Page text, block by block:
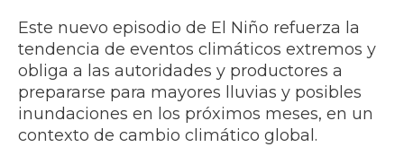
Este nuevo episodio de El Niño refuerza la
tendencia de eventos climáticos extremos y
obliga a las autoridades y productores a
prepararse para mayores lluvias y posibles
inundaciones en los próximos meses, en un
contexto de cambio climático global.